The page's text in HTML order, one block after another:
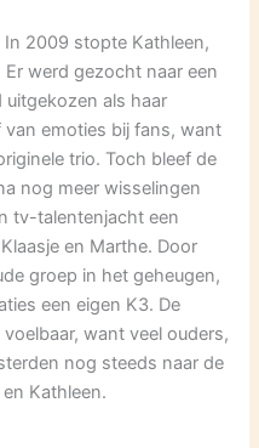
In 2009 stopte Kathleen,
werd gezocht naar een
uitgekozen als haar
emoties bij fans, want
trio. Toch bleef de
nog meer wisselingen
tv-talentenjacht een
en Marthe. Door
groep in het geheugen,
een eigen K3. De
want veel ouders,
nog steeds naar de
Kathleen.